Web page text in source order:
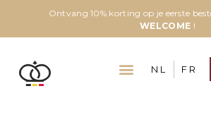
Ontvang 10% korting op je eerste
WELCOME !
NL FR